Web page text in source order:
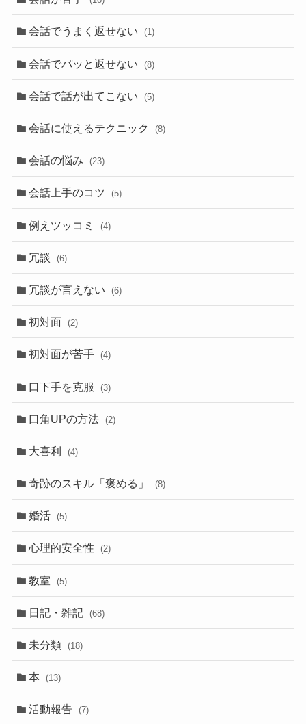
会話でうまく返せない (1)
会話でパッと返せない (8)
会話で話が出てこない (5)
会話に使えるテクニック (8)
会話の悩み (23)
会話上手のコツ (5)
例えツッコミ (4)
冗談 (6)
冗談が言えない (6)
初対面 (2)
初対面が苦手 (4)
口下手を克服 (3)
口角UPの方法 (2)
大喜利 (4)
奇跡のスキル「褒める」 (8)
婚活 (5)
心理的安全性 (2)
教室 (5)
日記・雑記 (68)
未分類 (18)
本 (13)
活動報告 (7)